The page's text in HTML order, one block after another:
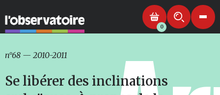
0
n°68 — 2010-2011
Se libérer des inclinations